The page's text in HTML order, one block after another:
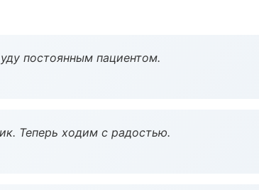
постоянным пациентом.
Теперь ходим с радостью.